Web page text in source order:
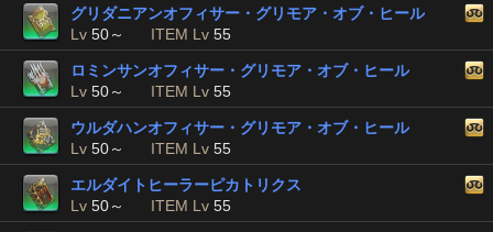
グリダニアンオフィサー・グリモア・オブ・ヒール
Lv 50～ ITEM Lv 55
ロミンサンオフィサー・グリモア・オブ・ヒール
Lv 50～ ITEM Lv 55
ウルダハンオフィサー・グリモア・オブ・ヒール
Lv 50～ ITEM Lv 55
エルダイトヒーラーピカトリクス
Lv 50～ ITEM Lv 55